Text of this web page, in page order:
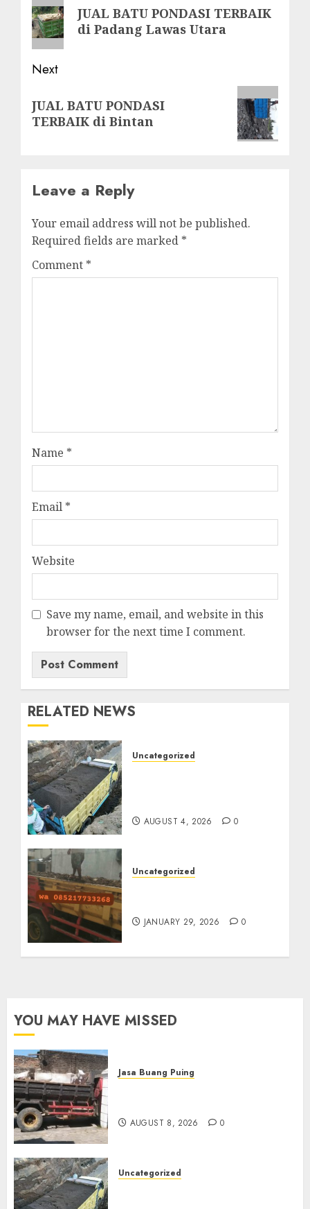
post:
JUAL BATU PONDASI TERBAIK
di Padang Lawas Utara
Next
post:
JUAL BATU PONDASI
TERBAIK di Bintan
Leave a Reply
Your email address will not be published.
Required fields are marked *
Comment *
Name *
Email *
Website
Save my name, email, and website in this
browser for the next time I comment.
RELATED NEWS
Uncategorized
AUGUST 4, 2026 0
Uncategorized
JANUARY 29, 2026 0
YOU MAY HAVE MISSED
Jasa Buang Puing
AUGUST 8, 2026 0
Uncategorized